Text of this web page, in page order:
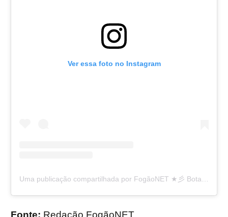
Ver essa foto no Instagram
Uma publicação compartilhada por FogãoNET ★彡 Botafogo 👨🏽‍💻🔥 (@fogaonet)
Fonte: Redação FogãoNET